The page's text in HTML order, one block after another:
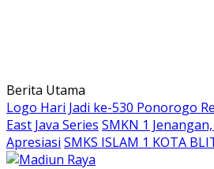
Berita Utama
Logo Hari Jadi ke-530 Ponorogo
East Java Series SMKN 1
Apresiasi SMKS ISLAM 1 KOTA